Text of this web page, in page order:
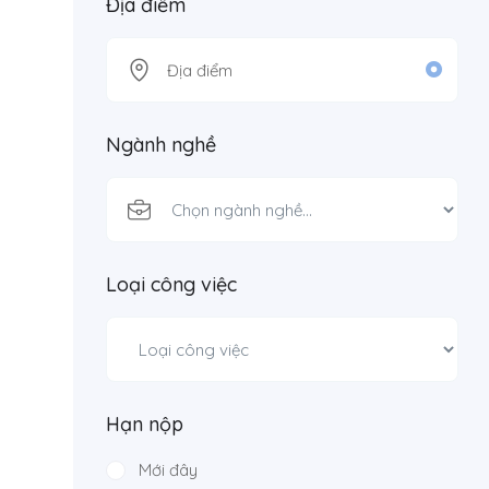
Ngành nghề
Loại công việc
Hạn nộp
Mới đây